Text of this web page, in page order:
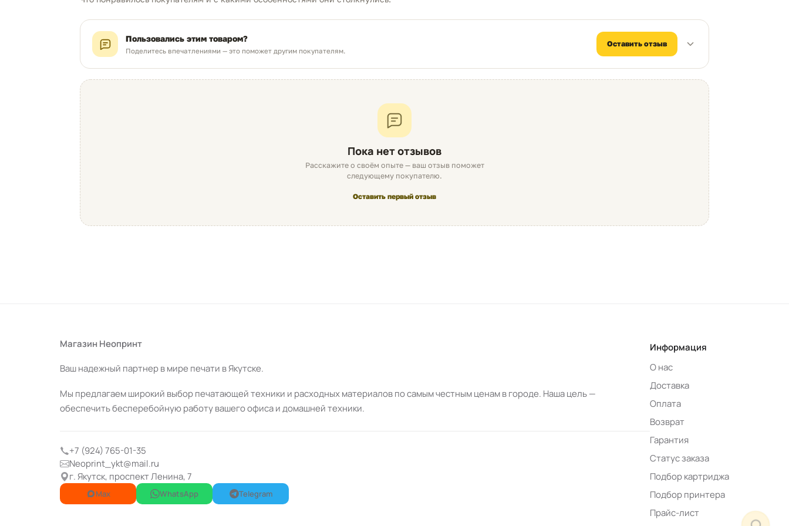
Отличная надёжность
100%
Всего обращений в сервис
Оценка надёжности сформирована на основе данных о продажах и браке выбранного товара
Об оценке
4.82
4
Пользовались этим товаром?
Поделитесь впечатлениями — это поможет другим покупателям.
Оставить отзыв
Пока нет отзывов
Расскажите о своём опыте — ваш отзыв поможет
следующему покупателю.
Оставить первый отзыв
Магазин Неопринт
Ваш надежный партнер в мире печати в Якутске.
Мы предлагаем широкий выбор печатающей техники и расходных материалов по самым честным ценам в городе. Наша цель —
обеспечить бесперебойную работу вашего офиса и домашней техники.
+7 (924) 765-01-35
Neoprint_ykt@mail.ru
г. Якутск, проспект Ленина, 7
Max WhatsApp Telegram
Информация
О нас
Доставка
Оплата
Возврат
Гарантия
Статус заказа
Подбор картриджа
Подбор принтера
Прайс-лист
Быстрые действия
Статус заказа
Подбор картриджа
Подбор принтера
Прайс-лист